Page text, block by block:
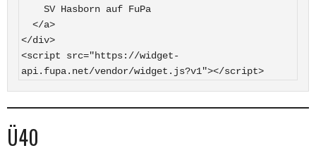
</div>
<script src="https://widget-
api.fupa.net/vendor/widget.js?v1"></script>
Ü40